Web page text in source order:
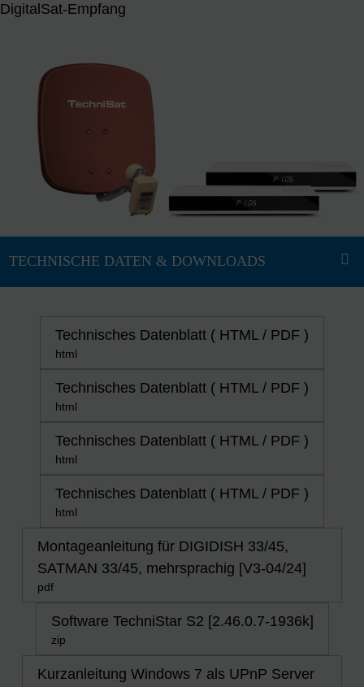
DigitalSat-Empfang
Technisches Datenblatt ( HTML / PDF )
html
Technisches Datenblatt ( HTML / PDF )
html
Technisches Datenblatt ( HTML / PDF )
html
Technisches Datenblatt ( HTML / PDF )
html
Montageanleitung für DIGIDISH 33/45,
SATMAN 33/45, mehrsprachig [V3-04/24]
pdf
Software TechniStar S2 [2.46.0.7-1936k]
zip
Kurzanleitung Windows 7 als UPnP Server